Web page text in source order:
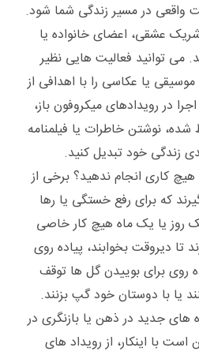
واقعی در مسیر زندگی شما شود.
عشقی، اعضای خانواده یا
می ‌توانید فعالیت‌ هایی نظیر
یا عکاسی را با اهدافی از
در رویدادهای میکروفون باز،
نوشتن خاطرات یا فیلمنامه
زندگی خود تبدیل کنید.
کاری انجام ندهید؟ برخی از
که برای رفع خستگی یا رها
یا یک ماه هیچ کار خاصی
تا دیروقت بخوابند، پیاده‌ روی
روی برای بوییدن گل‌ ها توقف
یا با دوستان خود گپ بزنند.
های جدید در ذهن یا بازنگری در
با اینکار، از رویداد های